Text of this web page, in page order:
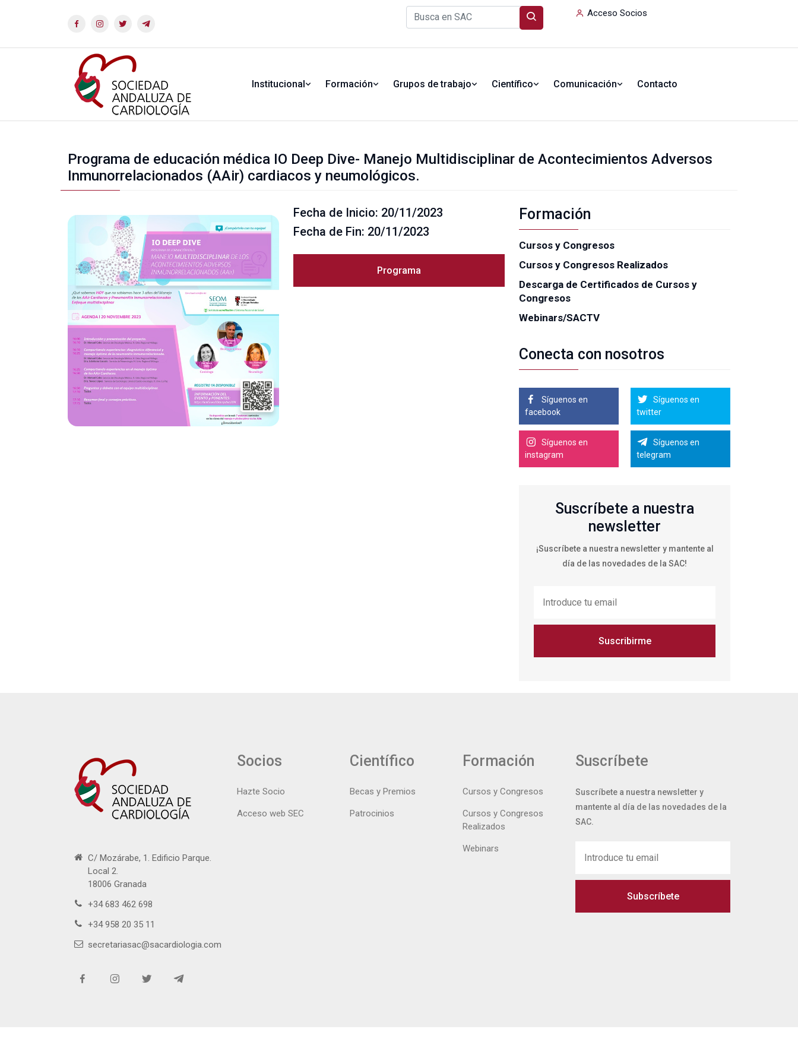
Acceso Socios
Institucional Formación Grupos de trabajo Científico Comunicación Contacto
Programa de educación médica IO Deep Dive- Manejo Multidisciplinar de Acontecimientos Adversos
Inmunorrelacionados (AAir) cardiacos y neumológicos.
Fecha de Inicio: 20/11/2023
Fecha de Fin: 20/11/2023
Programa
Formación
Cursos y Congresos
Cursos y Congresos Realizados
Descarga de Certificados de Cursos y
Congresos
Webinars/SACTV
Conecta con nosotros
Síguenos en
facebook
Síguenos en
twitter
Síguenos en
instagram
Síguenos en
telegram
Suscríbete a nuestra
newsletter
¡Suscríbete a nuestra newsletter y mantente al
día de las novedades de la SAC!
Suscribirme
C/ Mozárabe, 1. Edificio Parque.
Local 2.
18006 Granada
+34 683 462 698
+34 958 20 35 11
secretariasac@sacardiologia.com
Socios
Hazte Socio
Acceso web SEC
Científico
Becas y Premios
Patrocinios
Formación
Cursos y Congresos
Cursos y Congresos
Realizados
Webinars
Suscríbete
Suscríbete a nuestra newsletter y
mantente al día de las novedades de la
SAC.
Subscríbete